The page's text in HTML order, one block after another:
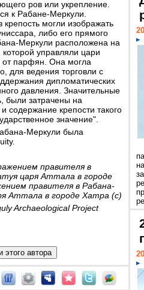
ров или укрепление.
к Рабане-Меркули.
могли изображать
либо его прямого
Меркули расположена на
управляли цари
от парфян. Она могла
для ведения торговли с
дипломатических
давления. Значительные
были затрачены на
содержание крепости такого
значение".
Меркули была
правителя в
царя Аттала в городе
правителя в Рабана-
Аттала в городе Хатра (c)
Archaeological Project